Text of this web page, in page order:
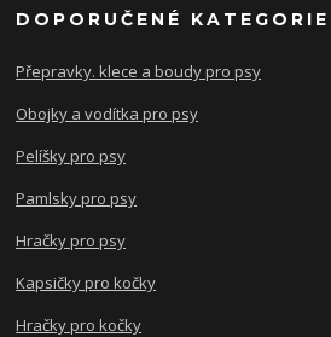
DOPORUČENÉ
Přepravky. klece a boudy pro psy
Obojky a vodítka pro psy
Pelíšky pro psy
Pamlsky pro psy
Hračky pro psy
Kapsičky pro kočky
Hračky pro kočky